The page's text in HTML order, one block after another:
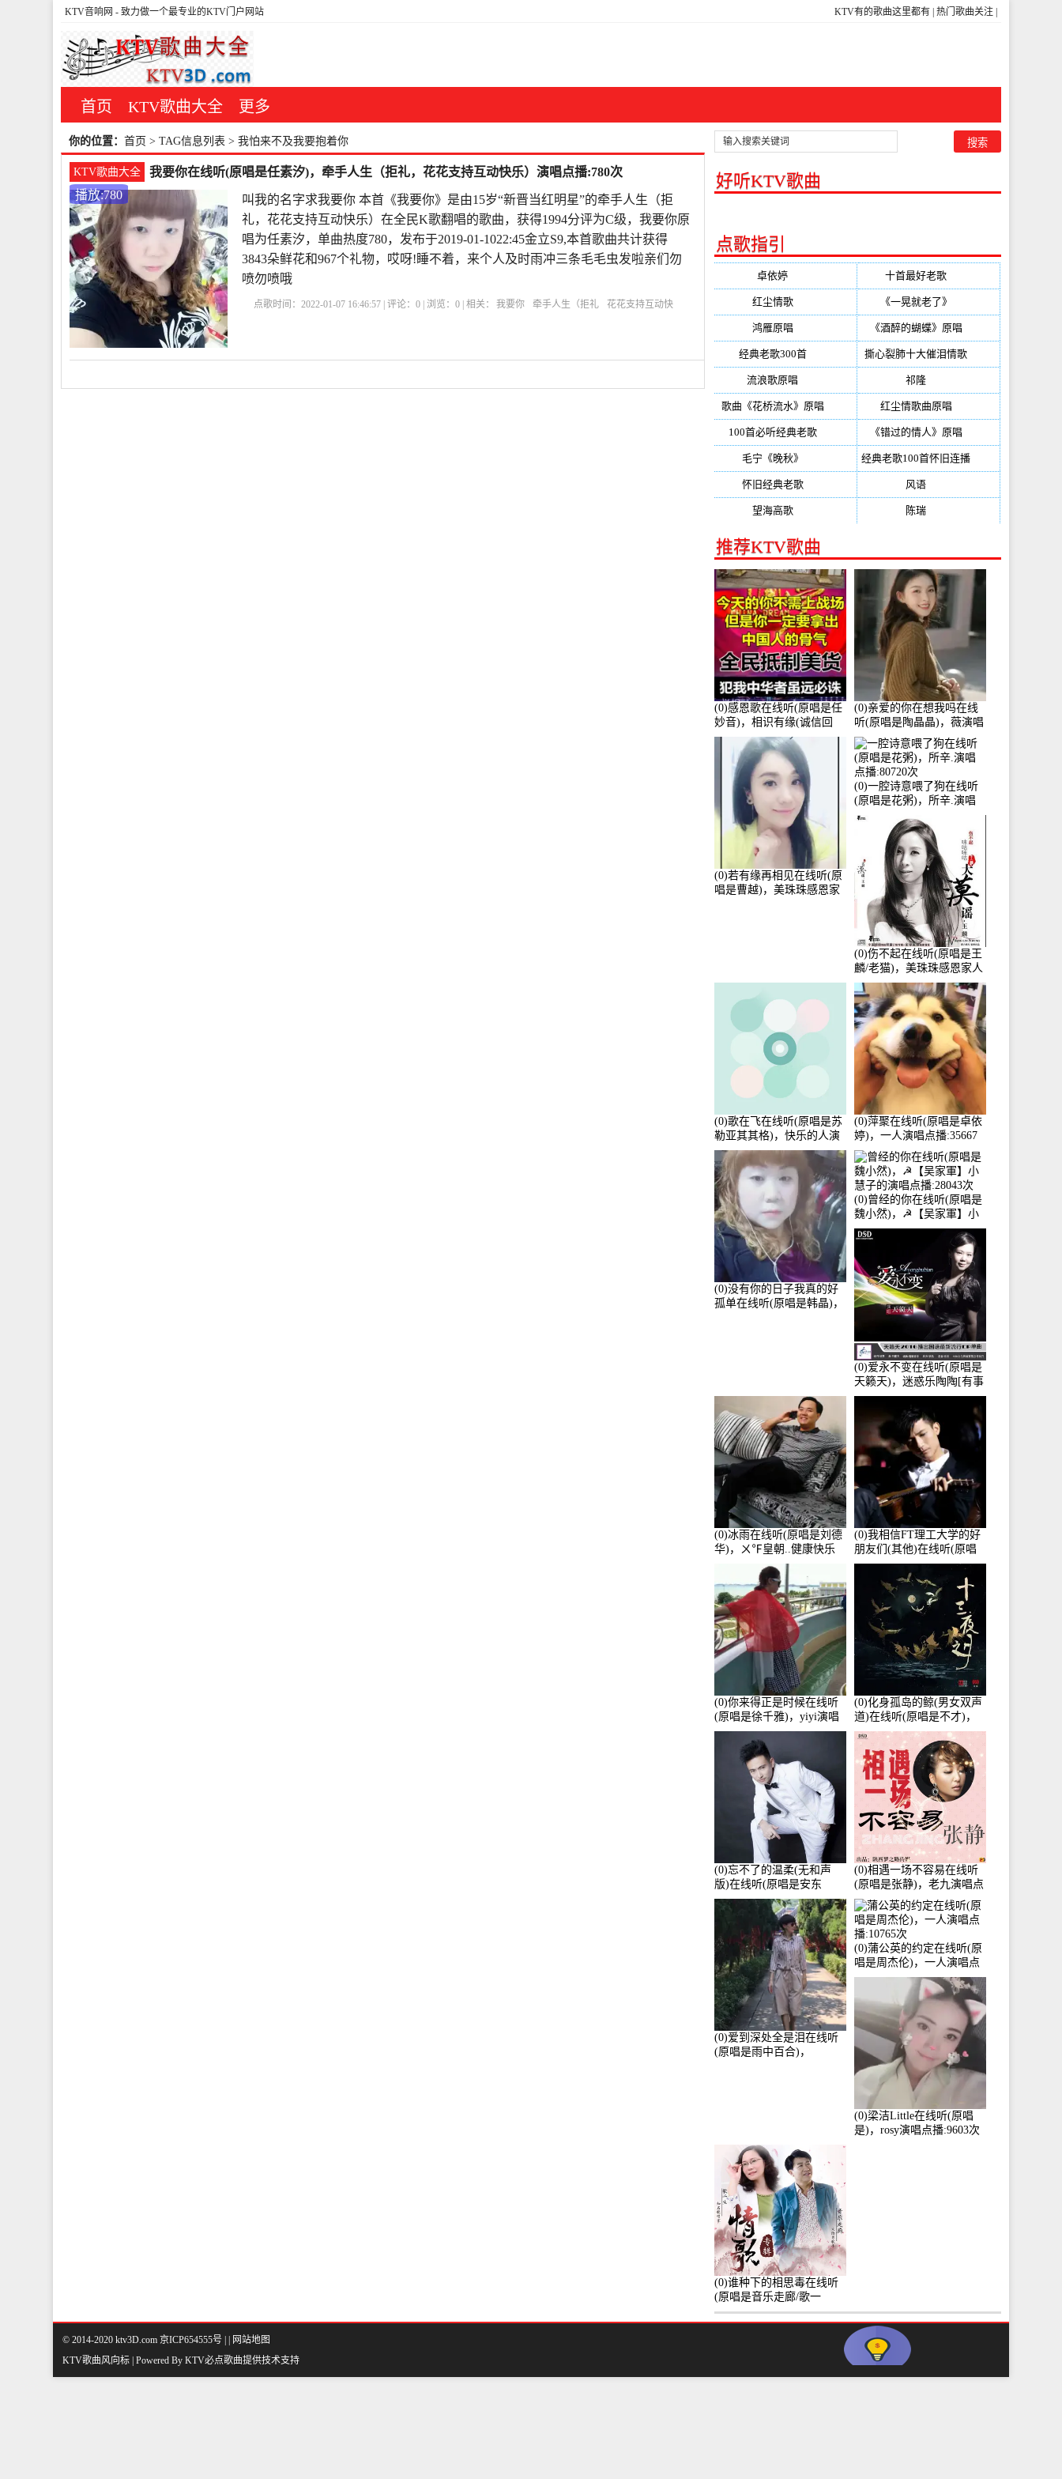
KTV有的歌曲这里都有 热门歌曲关注
KTV音响网 - 致力做一个最专业的KTV门户网站
首页 KTV歌曲大全 更多
你的位置： 首页 > TAG信息列表 > 我怕来不及我要抱着你
KTV歌曲大全
我要你在线听(原唱是任素汐)，牵手人生（拒礼，花花支持互动快乐）演唱点播:780次
播放:780
叫我的名字求我要你 本首《我要你》是由15岁“新晋当红明星”的牵手人生（拒
礼，花花支持互动快乐）在全民K歌翻唱的歌曲，获得1994分评为C级，我要你原
唱为任素汐，单曲热度780，发布于2019-01-1022:45金立S9,本首歌曲共计获得
3843朵鲜花和967个礼物，哎呀!睡不着，来个人及时雨冲三条毛毛虫发啦亲们勿
喷勿喷哦
点歌时间：2022-01-07 16:46:57 | 评论：0 | 浏览：0 | 相关： 我要你 牵手人生（拒礼
花花支持互动快
好听KTV歌曲
点歌指引
卓依婷 十首最好老歌
红尘情歌(296) 《一晃就老了》
鸿雁原唱 《酒醉的蝴蝶》原唱
经典老歌300首(203) 撕心裂肺十大催泪情歌
流浪歌原唱 祁隆
歌曲《花桥流水》原唱 红尘情歌曲原唱
100首必听经典老歌(150) 《错过的情人》原唱
毛宁《晚秋》 经典老歌100首怀旧连播
怀旧经典老歌(133) 风语
望海高歌(131) 陈瑞
推荐KTV歌曲
(0)感恩歌在线听(原唱是任
妙音)，相识有缘(诚信回
访)演唱点播:161288次
(0)亲爱的你在想我吗在线
听(原唱是陶晶晶)，薇演唱
点播:159722次
(0)若有缘再相见在线听(原
唱是曹越)，美珠珠感恩家
(0)一腔诗意喂了狗在线听
(原唱是花粥)，所辛.演唱
点播:80720次
(0)伤不起在线听(原唱是王
麟/老猫)，美珠珠感恩家人
演唱点播:80218次
(0)歌在飞在线听(原唱是苏
勒亚其其格)，快乐的人演
唱点播:36次
(0)萍聚在线听(原唱是卓依
婷)，一人演唱点播:35667
次
(0)没有你的日子我真的好
孤单在线听(原唱是韩晶)，
(0)曾经的你在线听(原唱是
魏小然)，☭【吴家軍】小
慧子的演唱点播:28043次
(0)爱永不变在线听(原唱是
天籁天)，迷惑乐陶陶[有事
暂离]演唱点播:27678次
(0)冰雨在线听(原唱是刘德
华)，ㄨ℉皇朝..健康快乐
演唱点播:26643次
(0)我相信FT理工大学的好
朋友们(其他)在线听(原唱
是杨培安)，老乔演唱点
播:23714次
(0)你来得正是时候在线听
(原唱是徐千雅)，yiyi演唱
点播:21991次
(0)化身孤岛的鲸(男女双声
道)在线听(原唱是不才)，
HGBai演唱点播:19428次
(0)忘不了的温柔(无和声
版)在线听(原唱是安东
阳)，老九演唱点播:17392
次
(0)相遇一场不容易在线听
(原唱是张静)，老九演唱点
播:11453次
(0)爱到深处全是泪在线听
(原唱是雨中百合)，
(0)蒲公英的约定在线听(原
唱是周杰伦)，一人演唱点
播:10765次
(0)梁洁Little在线听(原唱
是)，rosy演唱点播:9603次
(0)谁种下的相思毒在线听
(原唱是音乐走廊/歌一
生)，小群演唱点播:8975次
© 2014-2020 ktv3D.com 京ICP654555号 |
网站地图
KTV歌曲风向标 | Powered By KTV必点歌曲提供技术支持